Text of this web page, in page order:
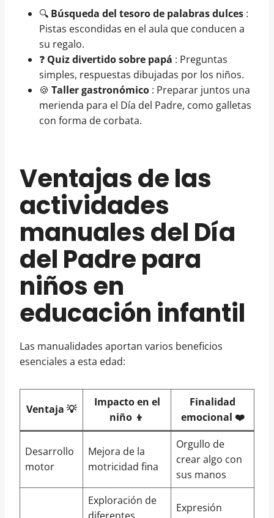
🔍 Búsqueda del tesoro de palabras dulces :
Pistas escondidas en el aula que conducen a
su regalo.
❓ Quiz divertido sobre papá : Preguntas
simples, respuestas dibujadas por los niños.
🍪 Taller gastronómico : Preparar juntos una
merienda para el Día del Padre, como galletas
con forma de corbata.
Ventajas de las
actividades
manuales del Día
del Padre para
niños en
educación infantil
Las manualidades aportan varios beneficios
esenciales a esta edad:
Ventaja 💡
Impacto en el
niño 👦
Finalidad
emocional ❤️
Desarrollo
motor
Mejora de la
motricidad fina
Orgullo de
crear algo con
sus manos
Exploración de
Expresión